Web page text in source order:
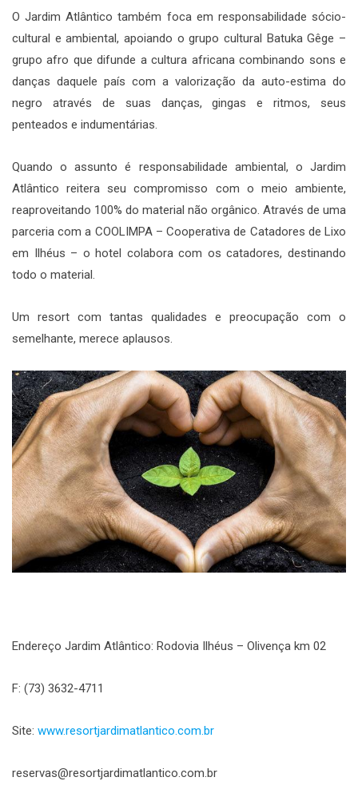
O Jardim Atlântico também foca em responsabilidade sócio-
cultural e ambiental, apoiando o grupo cultural Batuka Gêge –
grupo afro que difunde a cultura africana combinando sons e
danças daquele país com a valorização da auto-estima do
negro através de suas danças, gingas e ritmos, seus
penteados e indumentárias.
Quando o assunto é responsabilidade ambiental, o Jardim
Atlântico reitera seu compromisso com o meio ambiente,
reaproveitando 100% do material não orgânico. Através de uma
parceria com a COOLIMPA – Cooperativa de Catadores de Lixo
em Ilhéus – o hotel colabora com os catadores, destinando
todo o material.
Um resort com tantas qualidades e preocupação com o
semelhante, merece aplausos.
Endereço Jardim Atlântico: Rodovia Ilhéus – Olivença km 02
F: (73) 3632-4711
Site: www.resortjardimatlantico.com.br
reservas@resortjardimatlantico.com.br